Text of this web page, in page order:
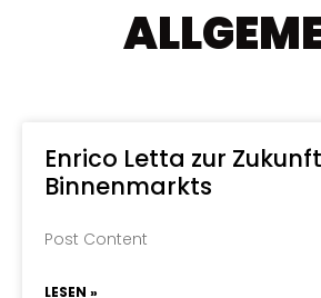
Enrico Letta zur
Binnenmarkts
Post Content
LESEN »